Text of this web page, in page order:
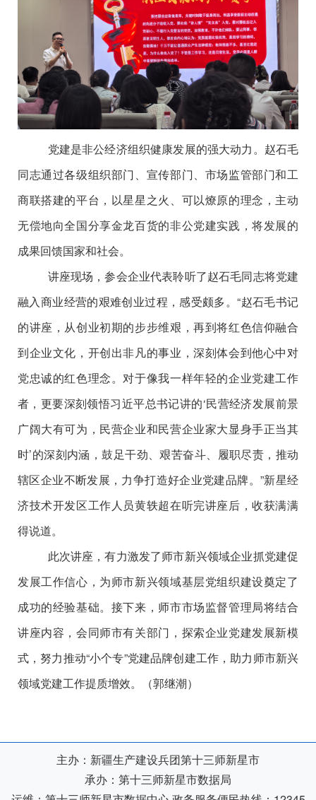
党建是非公经济组织健康发展的强大动力。赵石毛
同志通过各级组织部门、宣传部门、市场监管部门和工
商联搭建的平台，以星星之火、可以燎原的理念，主动
无偿地向全国分享金龙百货的非公党建实践，将发展的
成果回馈国家和社会。
讲座现场，参会企业代表聆听了赵石毛同志将党建
融入商业经营的艰难创业过程，感受颇多。“赵石毛书记
的讲座，从创业初期的步步维艰，再到将红色信仰融合
到企业文化，开创出非凡的事业，深刻体会到他心中对
党忠诚的红色理念。对于像我一样年轻的企业党建工作
者，更要深刻领悟习近平总书记讲的‘民营经济发展前景
广阔大有可为，民营企业和民营企业家大显身手正当其
时’的深刻内涵，鼓足干劲、艰苦奋斗、履职尽责，推动
辖区企业不断发展，力争打造好企业党建品牌。”新星经
济技术开发区工作人员黄轶超在听完讲座后，收获满满
得说道。
此次讲座，有力激发了师市新兴领域企业抓党建促
发展工作信心，为师市新兴领域基层党组织建设奠定了
成功的经验基础。接下来，师市市场监督管理局将结合
讲座内容，会同师市有关部门，探索企业党建发展新模
式，努力推动“小个专”党建品牌创建工作，助力师市新兴
领域党建工作提质增效。（郭继潮）
主办：新疆生产建设兵团第十三师新星市
承办：第十三师新星市数据局